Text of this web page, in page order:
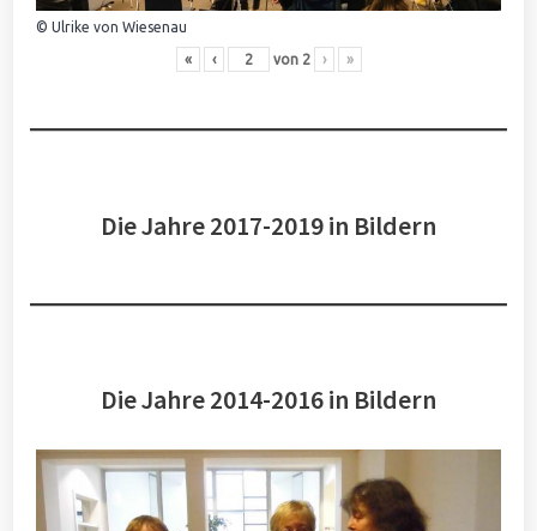
© Ulrike von Wiesenau
« ‹ von 2 › »
Die Jahre 2017-2019 in Bildern
Die Jahre 2014-2016 in Bildern